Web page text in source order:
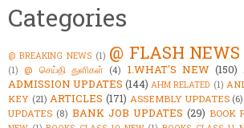
Categories
@ BREAKING NEWS (1) @ FLASH NEWS
(1) @ செய்தி துளிகள் (4) 1.WHAT'S NEW (150)
ADMISSION UPDATES (144) AHM RELATED (1)
KEY (21) ARTICLES (171) ASSEMBLY UPDATES (6)
UPDATES (8) BANK JOB UPDATES (29) BOOK